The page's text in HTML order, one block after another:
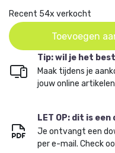
Recent 54x verkocht
Toevoegen
Tip: wil je het
Maak tijdens je
jouw online
LET OP: dit is
Je ontvangt een
per e-mail. Check